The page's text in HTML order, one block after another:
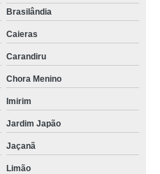
Brasilândia
Caieras
Carandiru
Chora Menino
Imirim
Jardim Japão
Jaçanã
Limão